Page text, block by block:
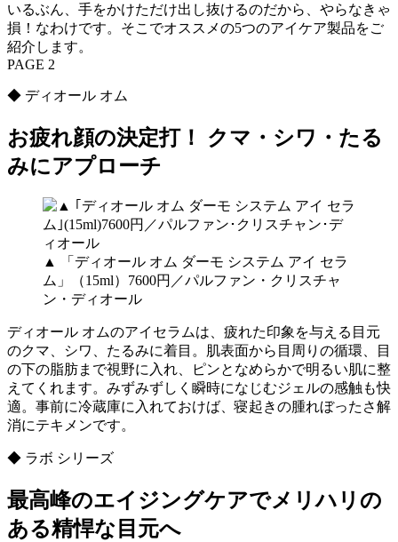
いるぶん、手をかけただけ出し抜けるのだから、やらなきゃ
損！なわけです。そこでオススメの5つのアイケア製品をご
紹介します。
PAGE 2
◆ ディオール オム
お疲れ顔の決定打！ クマ・シワ・たる
みにアプローチ
▲ 「ディオール オム ダーモ システム アイ セラ
ム」（15ml）7600円／パルファン・クリスチャ
ン・ディオール
ディオール オムのアイセラムは、疲れた印象を与える目元
のクマ、シワ、たるみに着目。肌表面から目周りの循環、目
の下の脂肪まで視野に入れ、ピンとなめらかで明るい肌に整
えてくれます。みずみずしく瞬時になじむジェルの感触も快
適。事前に冷蔵庫に入れておけば、寝起きの腫れぼったさ解
消にテキメンです。
◆ ラボ シリーズ
最高峰のエイジングケアでメリハリの
ある精悍な目元へ